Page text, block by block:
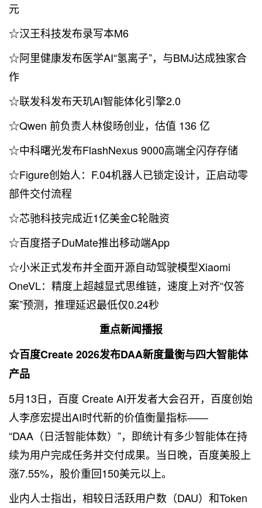
元
☆汉王科技发布录写本M6
☆阿里健康发布医学AI“氢离子”，与BMJ达成独家合
作
☆联发科发布天玑AI智能体化引擎2.0
☆Qwen 前负责人林俊旸创业，估值 136 亿
☆中科曙光发布FlashNexus 9000高端全闪存存储
☆Figure创始人：F.04机器人已锁定设计，正启动零
部件交付流程
☆芯驰科技完成近1亿美金C轮融资
☆百度搭子DuMate推出移动端App
☆小米正式发布并全面开源自动驾驶模型Xiaomi
OneVL：精度上超越显式思维链，速度上对齐“仅答
案”预测，推理延迟最低仅0.24秒
重点新闻播报
☆百度Create 2026发布DAA新度量衡与四大智能体
产品
5月13日，百度 Create AI开发者大会召开，百度创始
人李彦宏提出AI时代新的价值衡量指标——
“DAA（日活智能体数）”，即统计有多少智能体在持
续为用户完成任务并交付成果。当日晚，百度美股上
涨7.55%，股价重回150美元以上。
业内人士指出，相较日活跃用户数（DAU）和Token